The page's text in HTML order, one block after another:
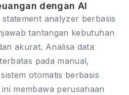
dengan AI
analyzer berbasis
tantangan kebutuhan
akurat. Analisa data
pada manual,
otomatis berbasis
membawa perusahaan